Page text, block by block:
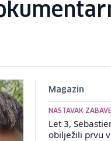
Magazin
NASTAVAK
Let 3,
obilježili prvu